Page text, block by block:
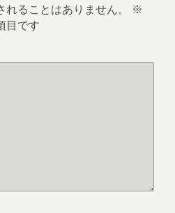
ることはありません。
※
目です